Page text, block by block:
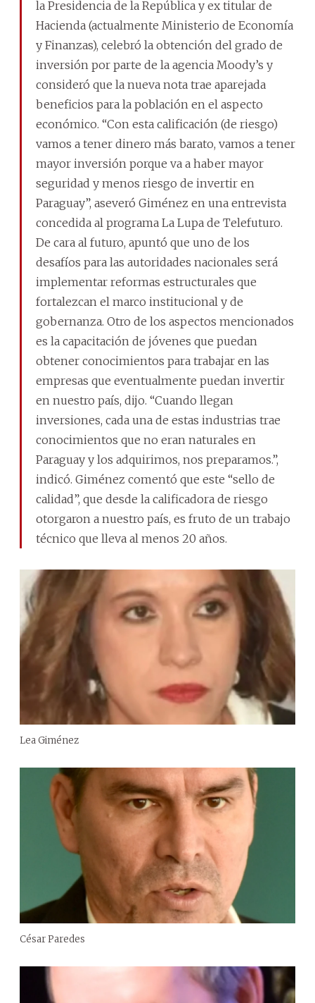
la Presidencia de la República y ex titular de
Hacienda (actualmente Ministerio de Economía
y Finanzas), celebró la obtención del grado de
inversión por parte de la agencia Moody’s y
consideró que la nueva nota trae aparejada
beneficios para la población en el aspecto
económico. “Con esta calificación (de riesgo)
vamos a tener dinero más barato, vamos a tener
mayor inversión porque va a haber mayor
seguridad y menos riesgo de invertir en
Paraguay”, aseveró Giménez en una entrevista
concedida al programa La Lupa de Telefuturo.
De cara al futuro, apuntó que uno de los
desafíos para las autoridades nacionales será
implementar reformas estructurales que
fortalezcan el marco institucional y de
gobernanza. Otro de los aspectos mencionados
es la capacitación de jóvenes que puedan
obtener conocimientos para trabajar en las
empresas que eventualmente puedan invertir
en nuestro país, dijo. “Cuando llegan
inversiones, cada una de estas industrias trae
conocimientos que no eran naturales en
Paraguay y los adquirimos, nos preparamos.”,
indicó. Giménez comentó que este “sello de
calidad”, que desde la calificadora de riesgo
otorgaron a nuestro país, es fruto de un trabajo
técnico que lleva al menos 20 años.
Lea Giménez
César Paredes